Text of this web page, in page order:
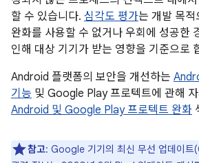
할 수 있습니다. 심각도 평가는 개발 목적
완화를 사용할 수 없거나 우회에 성공한
인해 대상 기기가 받는 영향을 기준으로
Android 플랫폼의 보안을 개선하는
기능 및 Google Play 프로텍트에 관해
Android 및 Google Play 프로텍트 완화
참고: Google 기기의 최신 무선 업데이트